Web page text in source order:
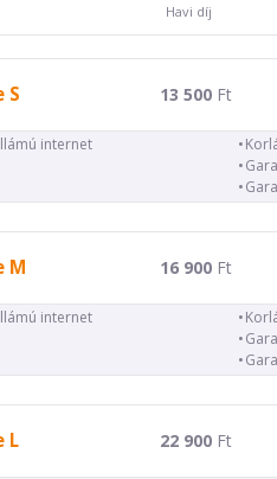
Havi díj
S 13 500Ft
internet
M 16 900Ft
internet
L 22 900Ft